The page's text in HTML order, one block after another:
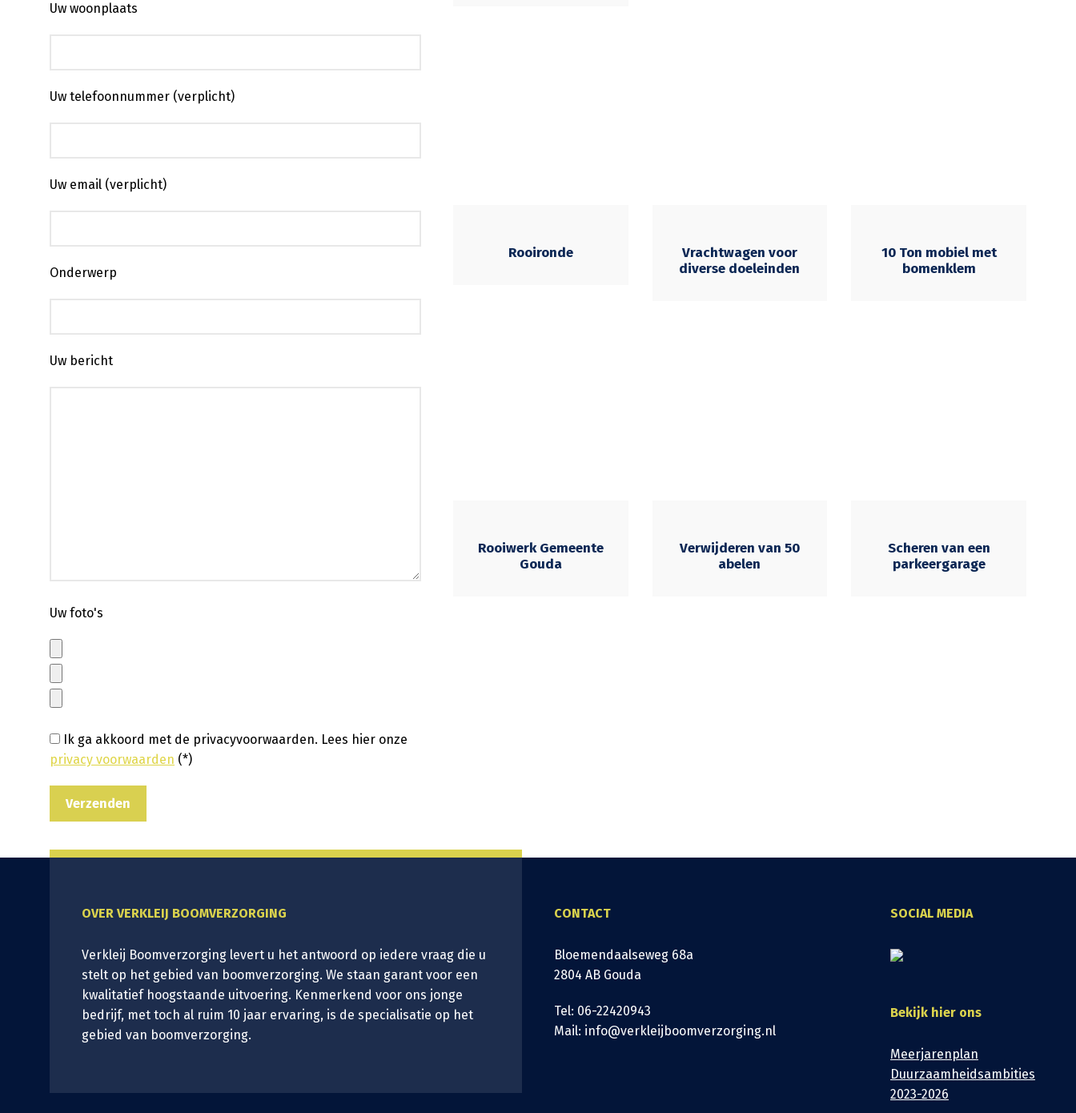
Uw woonplaats
Uw telefoonnummer (verplicht)
Uw email (verplicht)
Onderwerp
Uw bericht
Uw foto's
Ik ga akkoord met de privacyvoorwaarden. Lees hier onze
privacy voorwaarden (*)
Rooironde
Vrachtwagen voor
diverse doeleinden
10 Ton mobiel met
bomenklem
Rooiwerk Gemeente
Gouda
Verwijderen van 50
abelen
Scheren van een
parkeergarage
OVER VERKLEIJ BOOMVERZORGING
Verkleij Boomverzorging levert u het antwoord op iedere vraag die u
stelt op het gebied van boomverzorging. We staan garant voor een
kwalitatief hoogstaande uitvoering. Kenmerkend voor ons jonge
bedrijf, met toch al ruim 10 jaar ervaring, is de specialisatie op het
gebied van boomverzorging.
CONTACT
Bloemendaalseweg 68a
2804 AB Gouda
Tel: 06-22420943
Mail: info@verkleijboomverzorging.nl
SOCIAL MEDIA
Bekijk hier ons
Meerjarenplan
Duurzaamheidsambities
2023-2026